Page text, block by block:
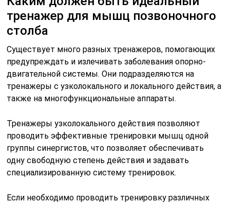
одну свободную степень действия и задавать
специализированную систему тренировок.
Если необходимо проводить тренировку различных
функциональных групп суставов и мышц
целесообразней использовать тренажер локального
действия, имеющего несколько степеней свободы.